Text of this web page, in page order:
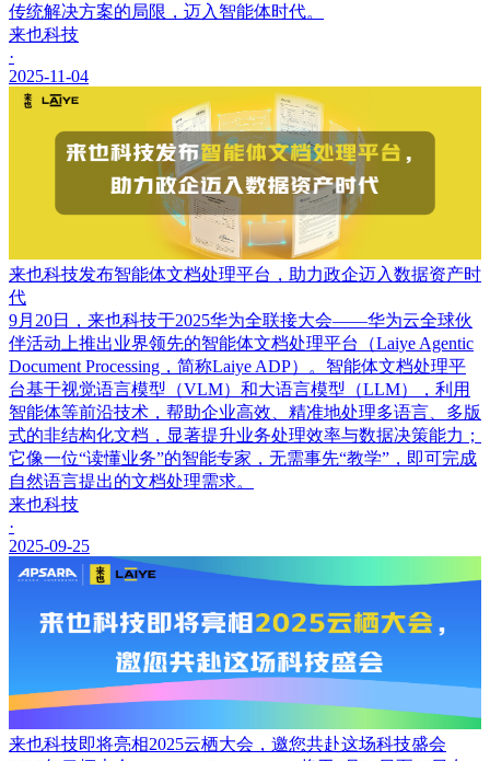
传统解决方案的局限，迈入智能体时代。
来也科技
·
2025-11-04
来也科技发布智能体文档处理平台，助力政企迈入数据资产时
代
9月20日，来也科技于2025华为全联接大会——华为云全球伙
伴活动上推出业界领先的智能体文档处理平台（Laiye Agentic
Document Processing，简称Laiye ADP）。智能体文档处理平
台基于视觉语言模型（VLM）和大语言模型（LLM），利用
智能体等前沿技术，帮助企业高效、精准地处理多语言、多版
式的非结构化文档，显著提升业务处理效率与数据决策能力；
它像一位“读懂业务”的智能专家，无需事先“教学”，即可完成
自然语言提出的文档处理需求。
来也科技
·
2025-09-25
来也科技即将亮相2025云栖大会，邀您共赴这场科技盛会